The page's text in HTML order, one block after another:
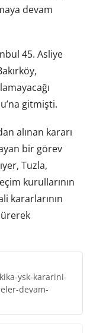
devam
45. Asliye
gitmişti.
alınan kararı
bir görev
Tuzla,
kurullarının
kararlarının
ysk-kararini-
devam-